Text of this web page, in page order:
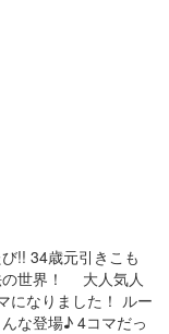
!! 34歳元引きこも
の世界！ 大人気人
になりました！ ルー
な登場♪ 4コマだっ